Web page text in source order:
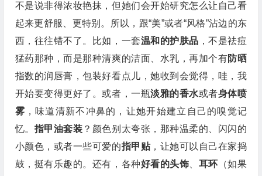
不是说非得浓妆艳抹，但她们会开始研究怎么让自己看
起来更舒服、更特别。所以，跟“美”或者“风格”沾边的东
西，往往错不了。比如，一套温和的护肤品 ，不是祛痘
猛药那种，而是那种清爽的洁面、水乳，再加个有防晒
指数的润唇膏，包装好看点儿，她收到会觉得，哇，我
开始要变得更好了。或者，一瓶淡雅的香水或者身体喷
雾 ，味道清新不冲鼻的，让她开始建立自己的嗅觉记
忆。 指甲油套装 ？颜色别太夸张，那种温柔的、闪闪的
小颜色，或者一些可爱的指甲贴，让她可以自己在家捣
鼓，挺有乐趣的。还有，各种好看的头饰 耳环 （如果